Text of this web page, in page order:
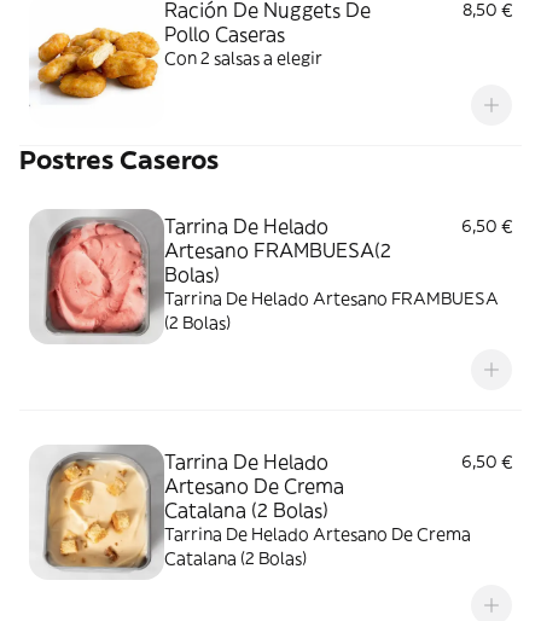
Ración De Nuggets De
Pollo Caseras
8,50 €
Con 2 salsas a elegir
Postres Caseros
Tarrina De Helado
Artesano FRAMBUESA(2
Bolas)
6,50 €
Tarrina De Helado Artesano FRAMBUESA
(2 Bolas)
Tarrina De Helado
Artesano De Crema
Catalana (2 Bolas)
6,50 €
Tarrina De Helado Artesano De Crema
Catalana (2 Bolas)